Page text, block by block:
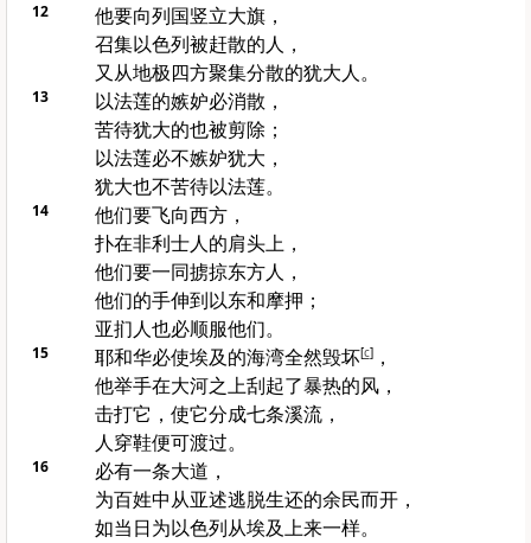
12
他要向列国竖立大旗，
召集以色列被赶散的人，
又从地极四方聚集分散的犹大人。
13 以法莲的嫉妒必消散，
苦待犹大的也被剪除；
以法莲必不嫉妒犹大 ，
犹大也不苦待以法莲。
14
他们要飞向西方，
扑在非利士人的肩头上，
他们要一同掳掠东方人，
他们的手伸到以东和摩押 ；
亚扪人也必顺服他们。
15 耶和华必使埃及的海湾全然毁坏[c]，
他举手在大河之上刮起了暴热的风，
击打它，使它分成七条溪流，
人穿鞋便可渡过。
16
必有一条大道，
为百姓中从亚述逃脱生还的余民而开，
如当日为以色列从埃及上来一样。